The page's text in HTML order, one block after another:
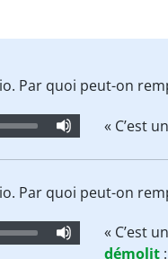
Par quoi peut-on
« C’est
Par quoi peut-on
« C’est
démolit :